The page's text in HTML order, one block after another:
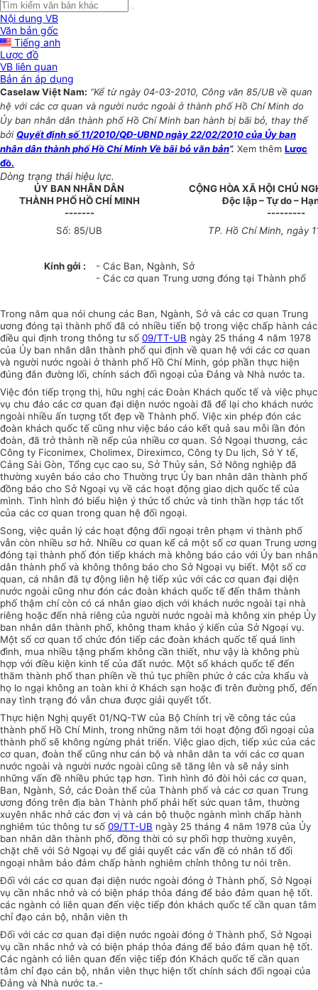
Nội dung VB
Văn bản gốc
Tiếng anh
Lược đồ
VB liên quan
Bản án áp dụng
Caselaw Việt Nam: “Kể từ ngày 04-03-2010, Công văn 85/UB về quan
hệ với các cơ quan và người nước ngoài ở thành phố Hồ Chí Minh do
Ủy ban nhân dân thành phố Hồ Chí Minh ban hành bị bãi bỏ, thay thế
bởi Quyết định số 11/2010/QĐ-UBND ngày 22/02/2010 của Ủy ban
nhân dân thành phố Hồ Chí Minh Về bãi bỏ văn bản”. Xem thêm Lược
đồ.
Dòng trạng thái hiệu lực.
ỦY BAN NHÂN DÂN
THÀNH PHỐ HỒ CHÍ MINH
-------
CỘNG HÒA XÃ HỘI CHỦ
Độc lập – Tự do –
---------
Số: 85/UB
TP. Hồ Chí Minh, ngày
Kính gởi :
- Các Ban, Ngành, Sở
- Các cơ quan Trung ương đóng tại Thành phố
Trong năm qua nói chung các Ban, Ngành, Sở và các cơ quan Trung
ương đóng tại thành phố đã có nhiều tiến bộ trong việc chấp hành các
điều qui định trong thông tư số 09/TT-UB ngày 25 tháng 4 năm 1978
của Ủy ban nhân dân thành phố qui định về quan hệ với các cơ quan
và người nước ngoài ở thành phố Hồ Chí Minh, góp phần thực hiện
đúng đắn đường lối, chính sách đối ngoại của Đảng và Nhà nước ta.
Việc đón tiếp trọng thị, hữu nghị các Đoàn Khách quốc tế và việc phục
vụ chu đáo các cơ quan đại diện nước ngoài đã để lại cho khách nước
ngoài nhiều ấn tượng tốt đẹp về Thành phố. Việc xin phép đón các
đoàn khách quốc tế cũng như việc báo cáo kết quả sau mỗi lần đón
đoàn, đã trở thành nề nếp của nhiều cơ quan. Sở Ngoại thương, các
Công ty Ficonimex, Cholimex, Direximco, Công ty Du lịch, Sở Y tế,
Cảng Sài Gòn, Tổng cục cao su, Sở Thủy sản, Sở Nông nghiệp đã
thường xuyên báo cáo cho Thường trực Ủy ban nhân dân thành phố
đồng báo cho Sở Ngoại vụ về các hoạt động giao dịch quốc tế của
mình. Tình hình đó biểu hiện ý thức tổ chức và tinh thần hợp tác tốt
của các cơ quan trong quan hệ đối ngoại.
Song, việc quản lý các hoạt động đối ngoại trên phạm vi thành phố
vẫn còn nhiều sơ hở. Nhiều cơ quan kể cả một số cơ quan Trung ương
đóng tại thành phố đón tiếp khách mà không báo cáo với Ủy ban nhân
dân thành phố và không thông báo cho Sở Ngoại vụ biết. Một số cơ
quan, cá nhân đã tự động liên hệ tiếp xúc với các cơ quan đại diện
nước ngoài cũng như đón các đoàn khách quốc tế đến thăm thành
phố thậm chí còn có cá nhân giao dịch với khách nước ngoài tại nhà
riêng hoặc đến nhà riêng của người nước ngoài mà không xin phép Ủy
ban nhân dân thành phố, không tham khảo ý kiến của Sở Ngoại vụ.
Một số cơ quan tổ chức đón tiếp các đoàn khách quốc tế quá linh
đình, mua nhiều tặng phẩm không cần thiết, như vậy là không phù
hợp với điều kiện kinh tế của đất nước. Một số khách quốc tế đến
thăm thành phố than phiền về thủ tục phiền phức ở các cửa khẩu và
họ lo ngại không an toàn khi ở Khách sạn hoặc đi trên đường phố, đến
nay tình trạng đó vẫn chưa được giải quyết tốt.
Thực hiện Nghị quyết 01/NQ-TW của Bộ Chính trị về công tác của
thành phố Hồ Chí Minh, trong những năm tới hoạt động đối ngoại của
thành phố sẽ không ngừng phát triển. Việc giao dịch, tiếp xúc của các
cơ quan, đoàn thể cũng như cán bộ và nhân dân ta với các cơ quan
nước ngoài và người nước ngoài cũng sẽ tăng lên và sẽ nảy sinh
những vấn đề nhiều phức tạp hơn. Tình hình đó đòi hỏi các cơ quan,
Ban, Ngành, Sở, các Đoàn thể của Thành phố và các cơ quan Trung
ương đóng trên địa bàn Thành phố phải hết sức quan tâm, thường
xuyên nhắc nhở các đơn vị và cán bộ thuộc ngành mình chấp hành
nghiêm túc thông tư số 09/TT-UB ngày 25 tháng 4 năm 1978 của Ủy
ban nhân dân thành phố, đồng thời có sự phối hợp thường xuyên,
chặt chẽ với Sở Ngoại vụ để giải quyết các vấn đề có nhân tố đối
ngoại nhằm bảo đảm chấp hành nghiêm chỉnh thông tư nói trên.
Đối với các cơ quan đại diện nước ngoài đóng ở Thành phố, Sở Ngoại
vụ cần nhắc nhở và có biện pháp thỏa đáng để bảo đảm quan hệ tốt.
các ngành có liên quan đến việc tiếp đón khách quốc tế cần quan tâm
chỉ đạo cán bộ, nhân viên th
Đối với các cơ quan đại diện nước ngoài đóng ở Thành phố, Sở Ngoại
vụ cần nhắc nhở và có biện pháp thỏa đáng để bảo đảm quan hệ tốt.
Các ngành có liên quan đến việc tiếp đón Khách quốc tế cần quan
tâm chỉ đạo cán bộ, nhân viên thực hiện tốt chính sách đối ngoại của
Đảng và Nhà nước ta.-